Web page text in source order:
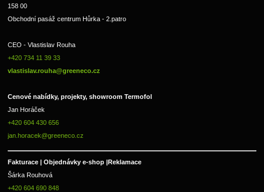
158 00
Obchodní pasáž centrum Hůrka - 2.patro
CEO - Vlastislav Rouha
+420 734 11 39 33
vlastislav.rouha@greeneco.cz
Cenové nabídky, projekty, showroom Termofol
Jan Horáček
+420 604 430 656
jan.horacek@greeneco.cz
Fakturace | Objednávky e-shop |Reklamace
Šárka Rouhová
+420 604 690 848